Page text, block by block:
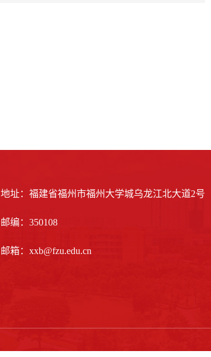
地址：福建省福州市福州大学城乌龙江北大道2号
邮编：350108
邮箱：xxb@fzu.edu.cn